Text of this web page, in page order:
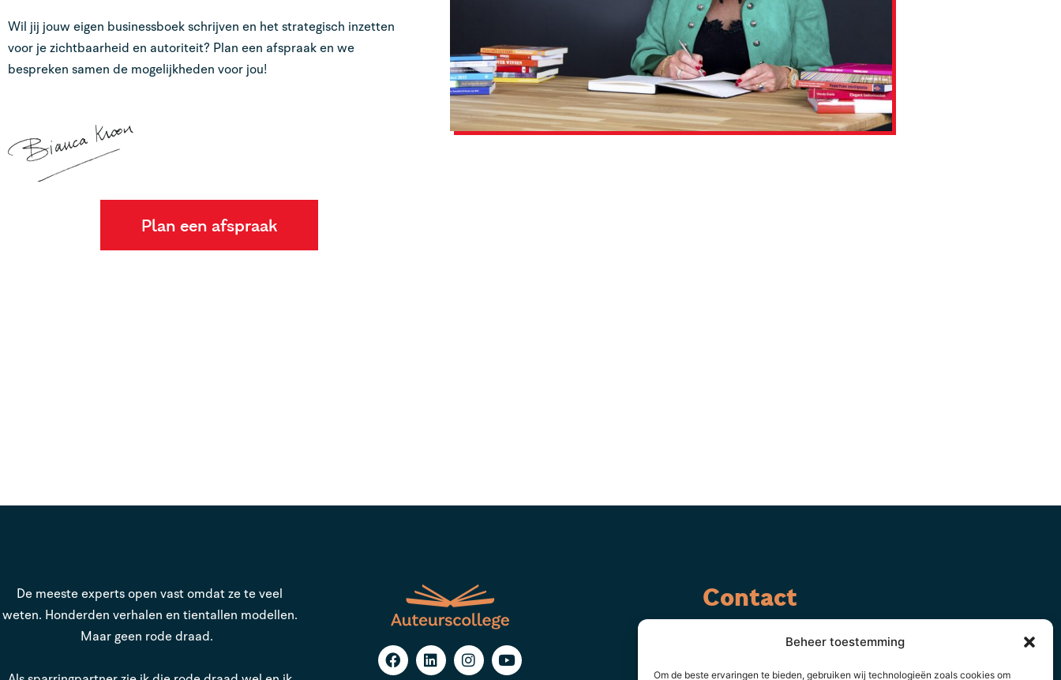
Beheer toestemming
Om de beste ervaringen te bieden, gebruiken wij technologieën zoals cookies om
Wil jij jouw eigen businessboek schrijven en het strategisch inzetten
voor je zichtbaarheid en autoriteit? Plan een afspraak en we
bespreken samen de mogelijkheden voor jou!
Plan een afspraak
De meeste experts open vast omdat ze te veel
weten. Honderden verhalen en tientallen modellen.
Maar geen rode draad.
Contact
9461 GC Gieten